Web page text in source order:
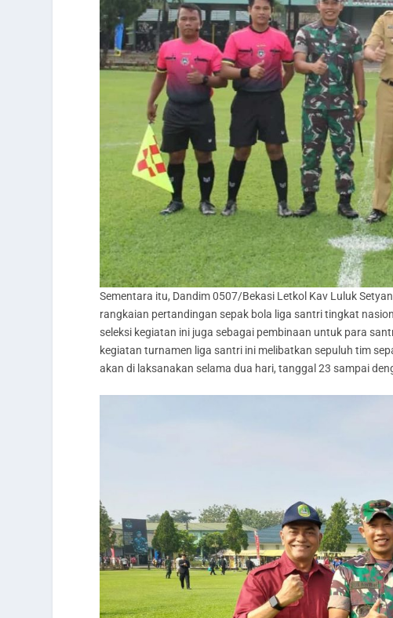
Sementara itu, Dandim 0507/Bekasi Letkol Kav Luluk
rangkaian pertandingan sepak bola liga santri tingkat
seleksi kegiatan ini juga sebagai pembinaan untuk para
kegiatan turnamen liga santri ini melibatkan sepuluh tim
akan di laksanakan selama dua hari, tanggal 23 sampai